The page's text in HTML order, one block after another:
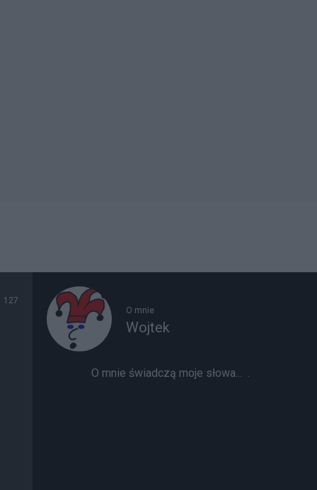
127
O mnie
Wojtek
O mnie świadczą moje słowa... .